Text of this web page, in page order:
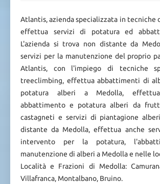
Atlantis, azienda specializzata in tecniche
effettua servizi di potatura ed
L'azienda si trova non distante da
servizi per la manutenzione del proprio
Atlantis, con l'impiego di tecniche
treeclimbing, effettua abbattimenti di
potatura alberi a Medolla,
abbattimento e potatura alberi da
castagneti e servizi di piantagione
distante da Medolla, effettua anche
intervento per la potatura,
manutenzione di alberi a Medolla e nelle
Località e Frazioni di Medolla:
Villafranca, Montalbano, Bruino.